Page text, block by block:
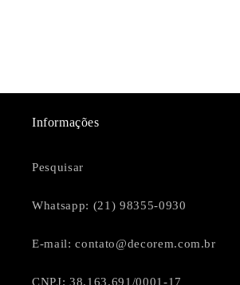
Informações
Pesquisar
Whatsapp: (21) 98355-0930
E-mail: contato@decorem.com.br
CNPJ: 38.163.691/0001-17